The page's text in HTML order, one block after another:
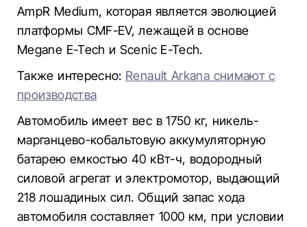
AmpR Medium, которая является эволюцией
платформы CMF-EV, лежащей в основе
Megane E-Tech и Scenic E-Tech.
Также интересно: Renault Arkana снимают с
производства
Автомобиль имеет вес в 1750 кг, никель-
марганцево-кобальтовую аккумуляторную
батарею емкостью 40 кВт-ч, водородный
силовой агрегат и электромотор, выдающий
218 лошадиных сил. Общий запас хода
автомобиля составляет 1000 км, при условии